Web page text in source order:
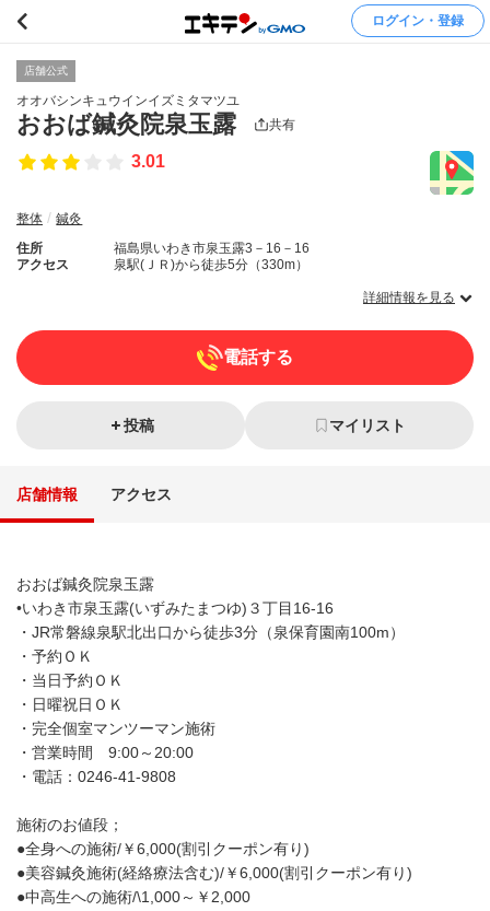
ログイン・登録
店舗公式
オオバシンキュウインイズミタマツユ
おおば鍼灸院泉玉露 共有
3.01
整体
鍼灸
住所
福島県いわき市泉玉露3－16－16
アクセス
泉駅(ＪＲ)から徒歩5分（330m）
詳細情報を見る
電話する
投稿 マイリスト
店舗情報 アクセス
おおば鍼灸院泉玉露
•いわき市泉玉露(いずみたまつゆ)３丁目16-16
・JR常磐線泉駅北出口から徒歩3分（泉保育園南100m）
・予約ＯＫ
・当日予約ＯＫ
・日曜祝日ＯＫ
・完全個室マンツーマン施術
・営業時間 9:00～20:00
・電話：0246-41-9808
施術のお値段；
●全身への施術/￥6,000(割引クーポン有り)
●美容鍼灸施術(経絡療法含む)/￥6,000(割引クーポン有り)
●中高生への施術/\1,000～￥2,000